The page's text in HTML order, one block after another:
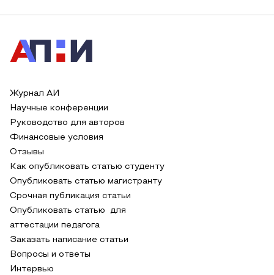
Журнал АИ
Научные конференции
Руководство для авторов
Финансовые условия
Отзывы
Как опубликовать статью студенту
Опубликовать статью магистранту
Срочная публикация статьи
Опубликовать статью для
аттестации педагога
Заказать написание статьи
Вопросы и ответы
Интервью